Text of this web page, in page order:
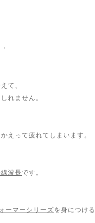
て、
れません。
えって疲れてしまいます。
波長です。
ーマーシリーズを身につける